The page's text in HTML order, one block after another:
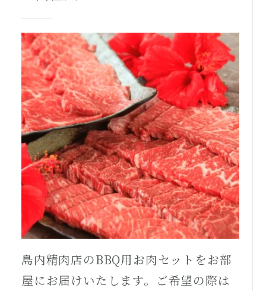
島内精肉店のBBQ用お肉セットをお部
屋にお届けいたします。ご希望の際は